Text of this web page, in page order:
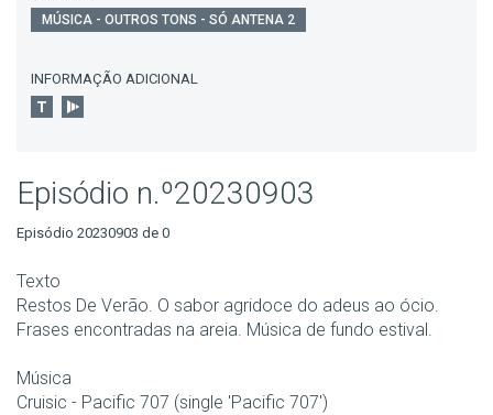
MÚSICA - OUTROS TONS - SÓ ANTENA 2
INFORMAÇÃO ADICIONAL
Episódio n.º20230903
Episódio 20230903 de 0
Texto
Restos De Verão. O sabor agridoce do adeus ao ócio.
Frases encontradas na areia. Música de fundo estival.
Música
Cruisic - Pacific 707 (single 'Pacific 707')